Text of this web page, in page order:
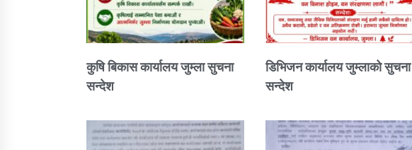
कुषि बिकास कार्यालय जुम्ला सुचना
सन्देश
डिभिजन कार्यालय जुम्लाको सुचना
सन्देश